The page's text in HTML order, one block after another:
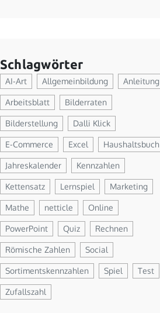
Schlagwörter
AI-Art Allgemeinbildung Anleitung
Arbeitsblatt Bilderraten
Bilderstellung Dalli Klick
E-Commerce Excel Haushaltsbuch
Jahreskalender Kennzahlen
Kettensatz Lernspiel Marketing
Mathe netticle Online
PowerPoint Quiz Rechnen
Römische Zahlen Social
Sortimentskennzahlen Spiel Test
Zufallszahl